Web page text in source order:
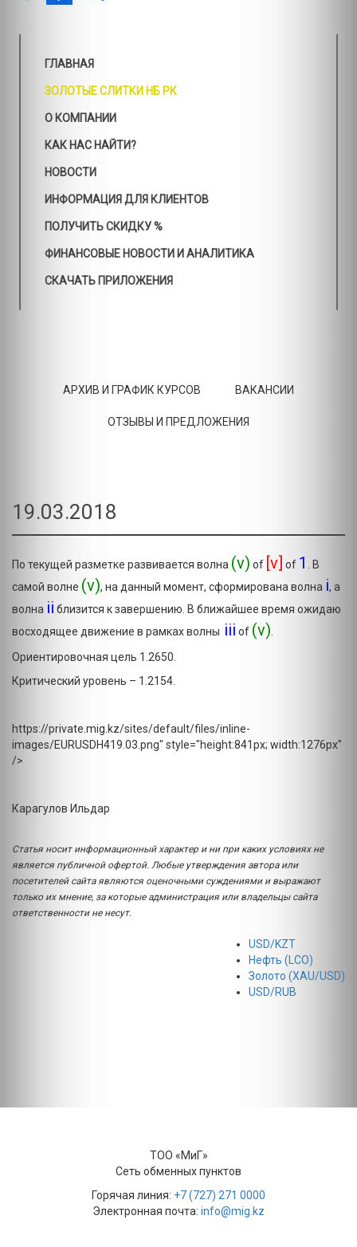
ГЛАВНАЯ
ЗОЛОТЫЕ СЛИТКИ НБ РК
О КОМПАНИИ
КАК НАС НАЙТИ?
НОВОСТИ
ИНФОРМАЦИЯ ДЛЯ КЛИЕНТОВ
ПОЛУЧИТЬ СКИДКУ %
ФИНАНСОВЫЕ НОВОСТИ И АНАЛИТИКА
СКАЧАТЬ ПРИЛОЖЕНИЯ
АРХИВ И ГРАФИК КУРСОВ ВАКАНСИИ
ОТЗЫВЫ И ПРЕДЛОЖЕНИЯ
19.03.2018
По текущей разметке развивается волна (v) of [v] of 1
. В
самой волне (v), на данный момент, сформирована волна i, а
волна ii близится к завершению. В ближайшее время ожидаю
восходящее движение в рамках волны iii of (v)
Ориентировочная цель 1.2650.
Критический уровень – 1.2154.
https://private.mig.kz/sites/default/files/inline-
images/EURUSDH419.03.png" style="height:841px; width:1276px"
/>
Карагулов Ильдар
Статья носит информационный характер и ни при каких условиях не
является публичной офертой. Любые утверждения автора или
посетителей сайта являются оценочными суждениями и выражают
только их мнение, за которые администрация или владельцы сайта
ответственности не несут.
USD/KZT
Нефть (LCO)
Золото (XAU/USD)
USD/RUB
ТОО «МиГ»
Сеть обменных пунктов
Горячая линия: +7 (727) 271 0000
Электронная почта: info@mig.kz